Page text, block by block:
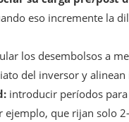
eso incremente la
los desembolsos a
del inversor y alinean
introducir períodos
ejemplo, que rijan solo